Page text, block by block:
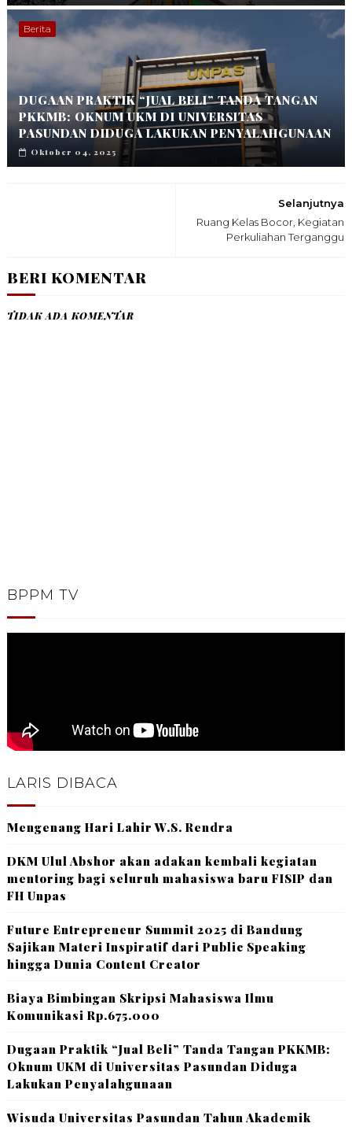
Berita
DUGAAN PRAKTIK “JUAL BELI” TANDA TANGAN
PKKMB: OKNUM UKM DI UNIVERSITAS
PASUNDAN DIDUGA LAKUKAN PENYALAHGUNAAN
Oktober 04, 2025
Selanjutnya
Ruang Kelas Bocor, Kegiatan
Perkuliahan Terganggu
BERI KOMENTAR
TIDAK ADA KOMENTAR
BPPM TV
LARIS DIBACA
Mengenang Hari Lahir W.S. Rendra
DKM Ulul Abshor akan adakan kembali kegiatan
mentoring bagi seluruh mahasiswa baru FISIP dan
FH Unpas
Future Entrepreneur Summit 2025 di Bandung
Sajikan Materi Inspiratif dari Public Speaking
hingga Dunia Content Creator
Biaya Bimbingan Skripsi Mahasiswa Ilmu
Komunikasi Rp.675.000
Dugaan Praktik “Jual Beli” Tanda Tangan PKKMB:
Oknum UKM di Universitas Pasundan Diduga
Lakukan Penyalahgunaan
Wisuda Universitas Pasundan Tahun Akademik